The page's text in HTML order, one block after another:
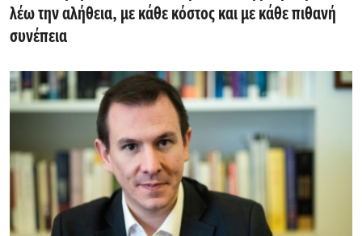
λέω την αλήθεια, με κάθε κόστος και με κάθε πιθανή
συνέπεια